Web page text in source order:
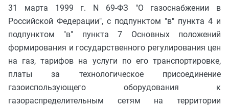
31 марта 1999 г. N 69-ФЗ "О газоснабжении в
Российской Федерации", с подпунктом "в" пункта 4 и
подпунктом "в" пункта 7 Основных положений
формирования и государственного регулирования цен
на газ, тарифов на услуги по его транспортировке,
платы за технологическое присоединение
газоиспользующего оборудования к
газораспределительным сетям на территории